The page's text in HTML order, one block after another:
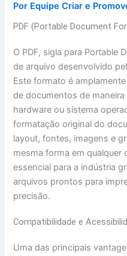
Por Equipe Criar e
PDF (Portable Document
O PDF, sigla para Portable
de arquivo desenvolvido
Este formato é
de documentos de
hardware ou sistema
formatação original do
layout, fontes, imagens e
mesma forma em
essencial para a indústria
arquivos prontos para
precisão.
Compatibilidade e
Uma das principais